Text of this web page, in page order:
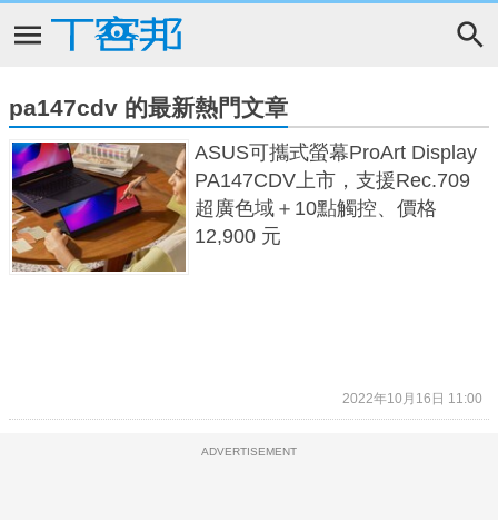
pa147cdv 的最新熱門文章
ASUS可攜式螢幕ProArt Display
PA147CDV上市，支援Rec.709
超廣色域＋10點觸控、價格
12,900 元
2022年10月16日 11:00
ADVERTISEMENT